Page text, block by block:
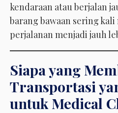
kendaraan atau berjalan
barang bawaan sering
perjalanan menjadi jauh
Siapa yang
Transportasi
untuk Medical